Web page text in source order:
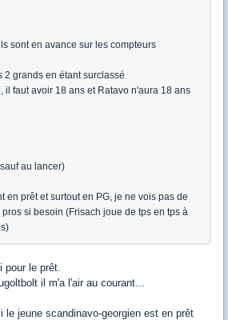
sont en avance sur les compteurs
2 grands en étant surclassé
il faut avoir 18 ans et Ratavo n'aura 18 ans
au lancer)
en prêt et surtout en PG, je ne vois pas de
si besoin (Frisach joue de tps en tps à
pour le prêt.
il m'a l'air au courant...
le jeune scandinavo-georgien est en prêt